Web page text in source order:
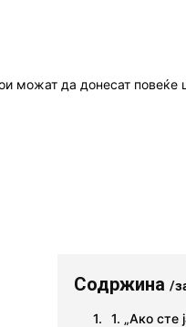
Содржина/
1. „Ако сте